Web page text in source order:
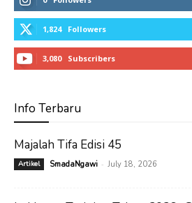
1,824 Followers
3,080 Subscribers
Info Terbaru
Majalah Tifa Edisi 45
Artikel SmadaNgawi - July 18, 2026